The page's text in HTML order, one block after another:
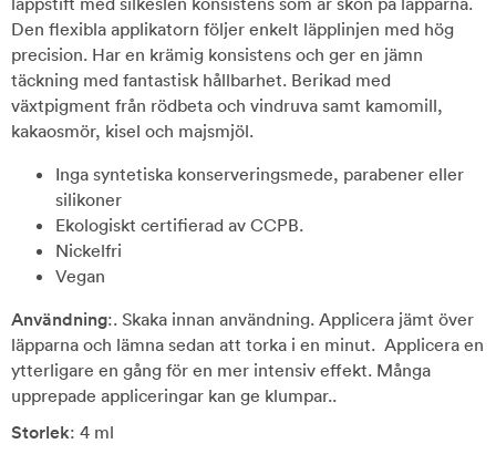
Den flexibla applikatorn följer enkelt läpplinjen med hög
precision. Har en krämig konsistens och ger en jämn
täckning med fantastisk hållbarhet. Berikad med
växtpigment från rödbeta och vindruva samt kamomill,
kakaosmör, kisel och majsmjöl.
Inga syntetiska konserveringsmede, parabener eller
silikoner
Ekologiskt certifierad av CCPB.
Nickelfri
Vegan
Användning:. Skaka innan användning. Applicera jämt över
läpparna och lämna sedan att torka i en minut. Applicera en
ytterligare en gång för en mer intensiv effekt. Många
upprepade appliceringar kan ge klumpar..
Storlek: 4 ml